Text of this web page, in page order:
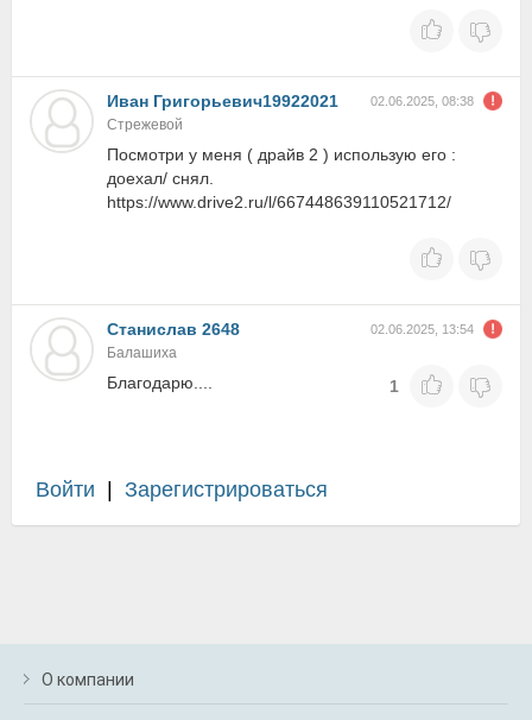
Иван Григорьевич19922021 02.06.2025, 08:38
Стрежевой
Посмотри у меня ( драйв 2 ) использую его :
доехал/ снял.
https://www.drive2.ru/l/667448639110521712/
Станислав 2648 02.06.2025, 13:54
Балашиха
Благодарю.... 1
Войти Зарегистрироваться
О компании